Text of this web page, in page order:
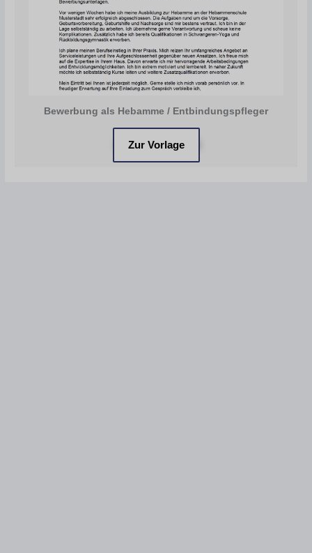
Bewerbung als Hebamme / Entbindungspfleger
Zur Vorlage